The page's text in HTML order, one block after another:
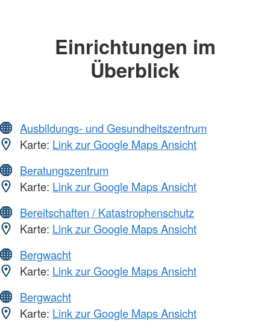
Einrichtungen im
Überblick
Ausbildungs- und Gesundheitszentrum
Karte: Link zur Google Maps Ansicht
Beratungszentrum
Karte: Link zur Google Maps Ansicht
Bereitschaften / Katastrophenschutz
Karte: Link zur Google Maps Ansicht
Bergwacht
Karte: Link zur Google Maps Ansicht
Bergwacht
Karte: Link zur Google Maps Ansicht